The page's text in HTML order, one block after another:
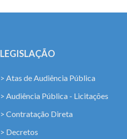
LEGISLAÇÃO
> Atas de Audiência Pública
> Audiência Pública - Licitações
> Contratação Direta
> Decretos